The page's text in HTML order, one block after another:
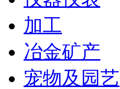
加工
冶金矿产
宠物及园艺